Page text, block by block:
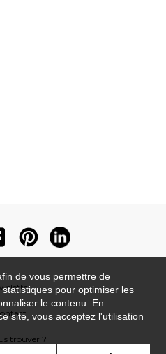
trouver ?
de vous permettre de
pour optimiser les
le contenu. En
site, vous acceptez l'utilisation